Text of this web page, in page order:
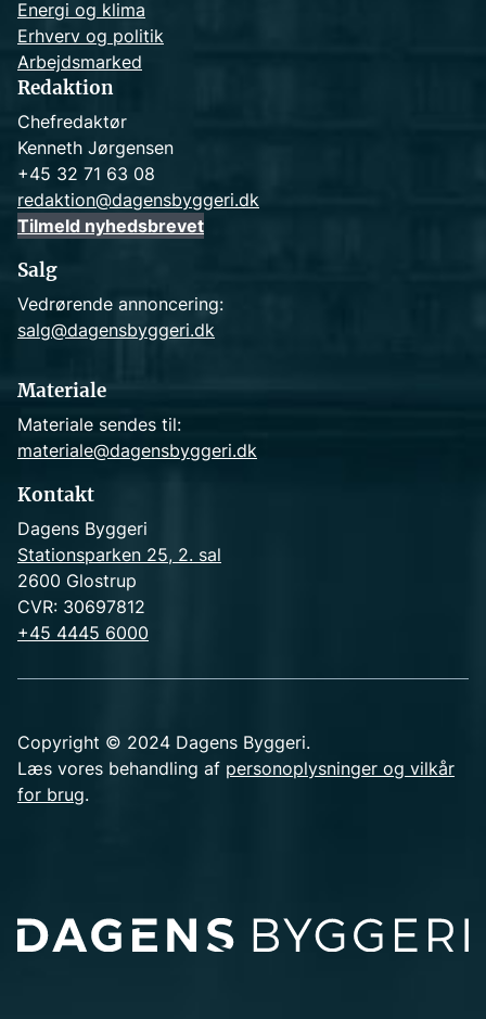
Energi og klima
Erhverv og politik
Arbejdsmarked
Redaktion
Chefredaktør
Kenneth Jørgensen
+45 32 71 63 08
redaktion@dagensbyggeri.dk
Tilmeld nyhedsbrevet
Salg
Vedrørende annoncering:
salg@dagensbyggeri.dk
Materiale
Materiale sendes til:
materiale@dagensbyggeri.dk
Kontakt
Dagens Byggeri
Stationsparken 25, 2. sal
2600 Glostrup
CVR: 30697812
+45 4445 6000
Copyright © 2024 Dagens Byggeri.
Læs vores behandling af personoplysninger og vilkår
for brug.